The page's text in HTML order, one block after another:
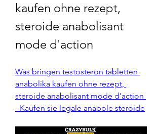
kaufen ohne rezept,
steroide anabolisant
mode d'action
Was bringen testosteron tabletten
anabolika kaufen ohne rezept,
steroide anabolisant mode d'action
- Kaufen sie legale anabole steroide